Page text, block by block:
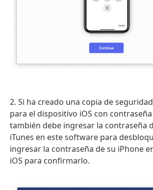
2. Si ha creado una copia de
para el dispositivo iOS con
también debe ingresar la contraseña
iTunes en este software para
ingresar la contraseña de su iPhone
iOS para confirmarlo.